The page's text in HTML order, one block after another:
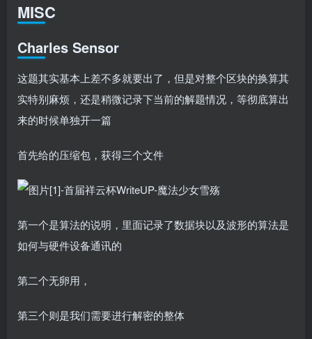
MISC
Charles Sensor
这题其实基本上差不多就要出了，但是对整个区块的换算其
实特别麻烦，还是稍微记录下当前的解题情况，等彻底算出
来的时候单独开一篇
首先给的压缩包，获得三个文件
第一个是算法的说明，里面记录了数据块以及波形的算法是
如何与硬件设备通讯的
第二个无卵用，
第三个则是我们需要进行解密的整体